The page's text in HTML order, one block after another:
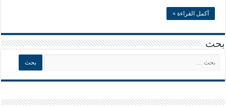
أكمل القراءة »
بحث